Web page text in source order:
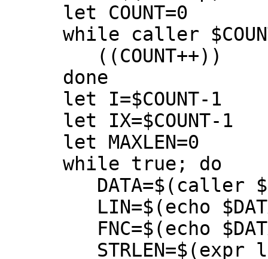
let COUNT=0
while caller
((COUNT++))
done
let I=$COUNT-1
let IX=$COUNT-1
let MAXLEN=0
while true; do
DATA=$(caller
LIN=$(echo
FNC=$(echo
STRLEN=$(expr